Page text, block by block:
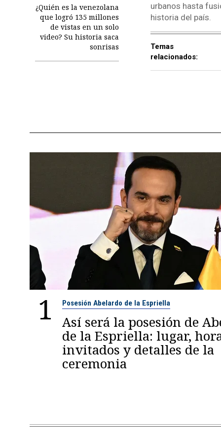
¿Quién es la venezolana
que logró 135 millones
de vistas en un solo
video? Su historia saca
sonrisas
urbanos hasta
historia del país.
Temas
relacionados:
1 Posesión Abelardo de la Espriella
Así será la posesión de
de la Espriella: lugar,
invitados y detalles de la
ceremonia